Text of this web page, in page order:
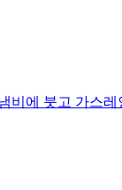
에 붓고 가스